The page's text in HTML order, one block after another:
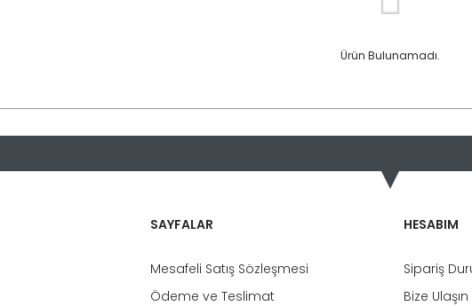
Ürün Bulunamadı.
SAYFALAR
Mesafeli Satış Sözleşmesi
Ödeme ve Teslimat
HESABIM
Sipariş
Bize Ulaşın